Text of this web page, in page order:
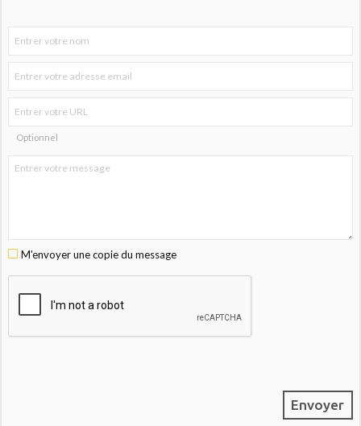
Optionnel
M'envoyer une copie du message